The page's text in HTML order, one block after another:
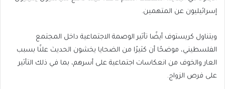
إسرائيليون عن المتهمين.
ويتناول كريستوف أيضًا تأثير الوصمة الاجتماعية داخل المجتمع
الفلسطيني، موضحًا أن كثيرًا من الضحايا يخشون الحديث علنًا بسبب
العار والخوف من انعكاسات اجتماعية على أسرهم، بما في ذلك التأثير
على فرص الزواج.